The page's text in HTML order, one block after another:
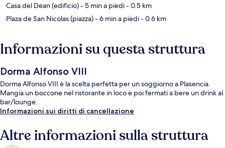
Casa del Dean (edificio)- 5 min a piedi- 0.5 km
Plaza de San Nicolas (piazza)- 6 min a piedi- 0.6 km
Informazioni su questa struttura
Dorma Alfonso VIII
Dorma Alfonso VIII è la scelta perfetta per un soggiorno a Plasencia.
Mangia un boccone nel ristorante in loco e poi fermati a bere un drink al
bar/lounge.
Informazioni sui diritti di cancellazione
Altre informazioni sulla struttura